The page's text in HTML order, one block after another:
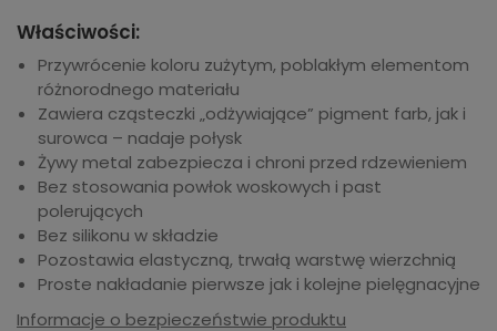
Właściwości:
Przywrócenie koloru zużytym, poblakłym elementom
różnorodnego materiału
Zawiera cząsteczki „odżywiające” pigment farb, jak i
surowca – nadaje połysk
Żywy metal zabezpiecza i chroni przed rdzewieniem
Bez stosowania powłok woskowych i past
polerujących
Bez silikonu w składzie
Pozostawia elastyczną, trwałą warstwę wierzchnią
Proste nakładanie pierwsze jak i kolejne pielęgnacyjne
Informacje o bezpieczeństwie produktu